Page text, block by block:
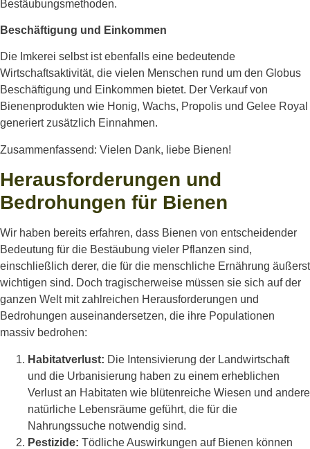
Bestäubungsmethoden.
Beschäftigung und Einkommen
Die Imkerei selbst ist ebenfalls eine bedeutende
Wirtschaftsaktivität, die vielen Menschen rund um den Globus
Beschäftigung und Einkommen bietet. Der Verkauf von
Bienenprodukten wie Honig, Wachs, Propolis und Gelee Royal
generiert zusätzlich Einnahmen.
Zusammenfassend: Vielen Dank, liebe Bienen!
Herausforderungen und
Bedrohungen für Bienen
Wir haben bereits erfahren, dass Bienen von entscheidender
Bedeutung für die Bestäubung vieler Pflanzen sind,
einschließlich derer, die für die menschliche Ernährung äußerst
wichtigen sind. Doch tragischerweise müssen sie sich auf der
ganzen Welt mit zahlreichen Herausforderungen und
Bedrohungen auseinandersetzen, die ihre Populationen
massiv bedrohen:
Habitatverlust: Die Intensivierung der Landwirtschaft
und die Urbanisierung haben zu einem erheblichen
Verlust an Habitaten wie blütenreiche Wiesen und andere
natürliche Lebensräume geführt, die für die
Nahrungssuche notwendig sind.
Pestizide: Tödliche Auswirkungen auf Bienen können